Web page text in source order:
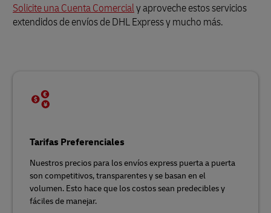
Solicite una Cuenta Comercialy aproveche estos servicios
extendidos de envíos de DHL Express y mucho más.
Tarifas Preferenciales
Nuestros precios para los envíos express puerta a puerta
son competitivos, transparentes y se basan en el
volumen. Esto hace que los costos sean predecibles y
fáciles de manejar.